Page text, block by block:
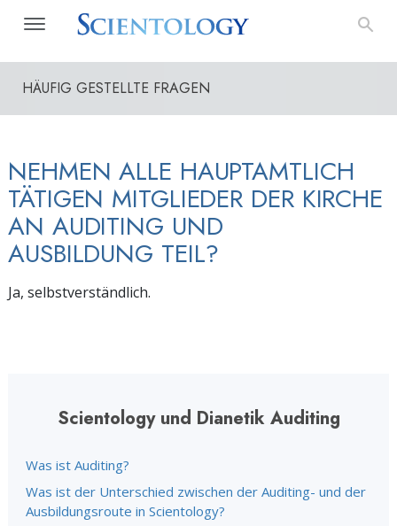
HÄUFIG GESTELLTE FRAGEN
NEHMEN ALLE HAUPTAMTLICH
TÄTIGEN MITGLIEDER DER KIRCHE
AN AUDITING UND
AUSBILDUNG TEIL?
Ja, selbstverständlich.
Scientology und Dianetik Auditing
Was ist Auditing?
Was ist der Unterschied zwischen der Auditing- und der
Ausbildungsroute in Scientology?